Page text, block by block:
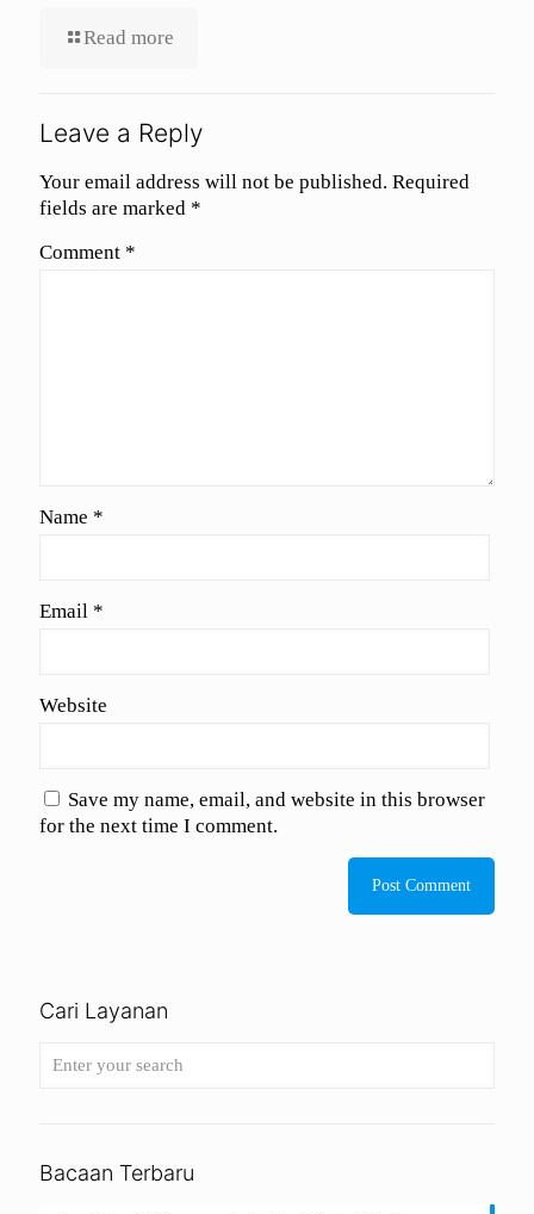
Read more
Leave a Reply
Your email address will not be published. Required
fields are marked *
Comment *
Name *
Email *
Website
Save my name, email, and website in this browser
for the next time I comment.
Cari Layanan
Bacaan Terbaru